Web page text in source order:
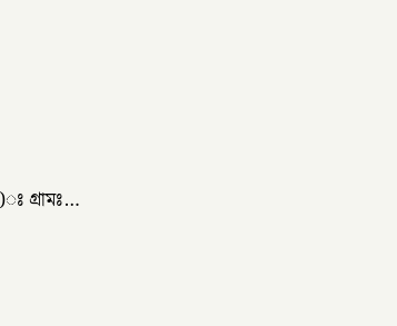
গ্রামঃ…